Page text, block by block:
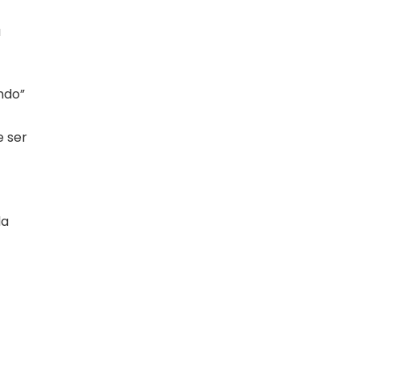
ser